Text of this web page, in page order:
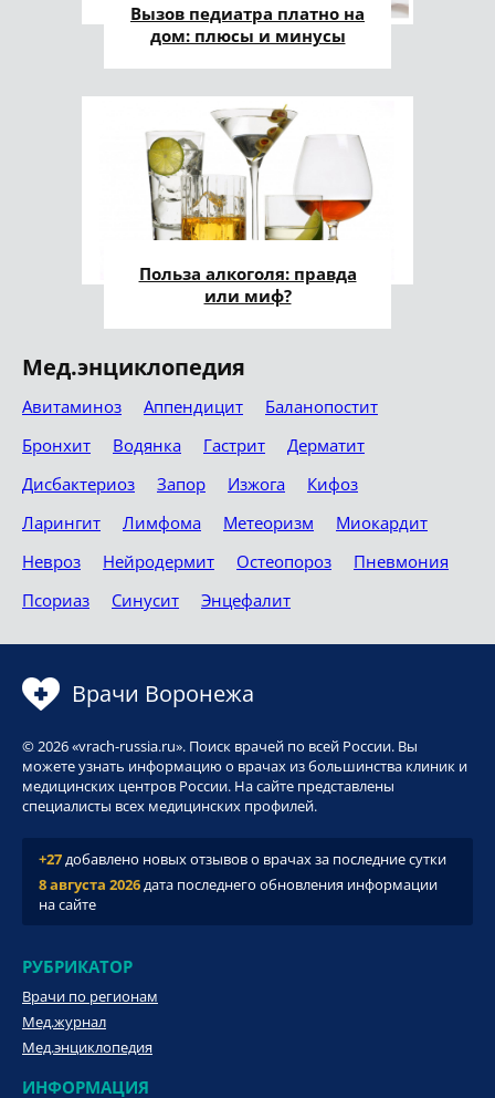
Вызов педиатра платно на
дом: плюсы и минусы
Польза алкоголя: правда
или миф?
Мед.энциклопедия
Авитаминоз Аппендицит
Баланопостит
Бронхит
Водянка Гастрит
Дерматит
Дисбактериоз
Запор Изжога
Кифоз
Ларингит
Лимфома Метеоризм
Миокардит
Невроз
Нейродермит Остеопороз
Пневмония
Псориаз
Синусит Энцефалит
Врачи Воронежа
© 2026 «vrach-russia.ru». Поиск врачей по всей России. Вы
можете узнать информацию о врачах из большинства клиник и
медицинских центров России. На сайте представлены
специалисты всех медицинских профилей.
+27добавлено новых отзывов о врачах за последние сутки
8 августа 2026дата последнего обновления информации
на сайте
РУБРИКАТОР
Врачи по регионам
Мед.журнал
Мед.энциклопедия
ИНФОРМАЦИЯ